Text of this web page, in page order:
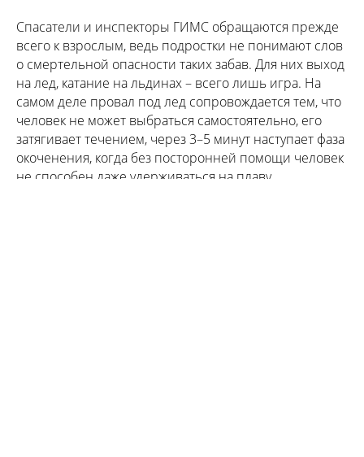
Спасатели и инспекторы ГИМС обращаются прежде
всего к взрослым, ведь подростки не понимают слов
о смертельной опасности таких забав. Для них выход
на лед, катание на льдинах – всего лишь игра. На
самом деле провал под лед сопровождается тем, что
человек не может выбраться самостоятельно, его
затягивает течением, через 3–5 минут наступает фаза
окоченения, когда без посторонней помощи человек
не способен даже удерживаться на плаву.